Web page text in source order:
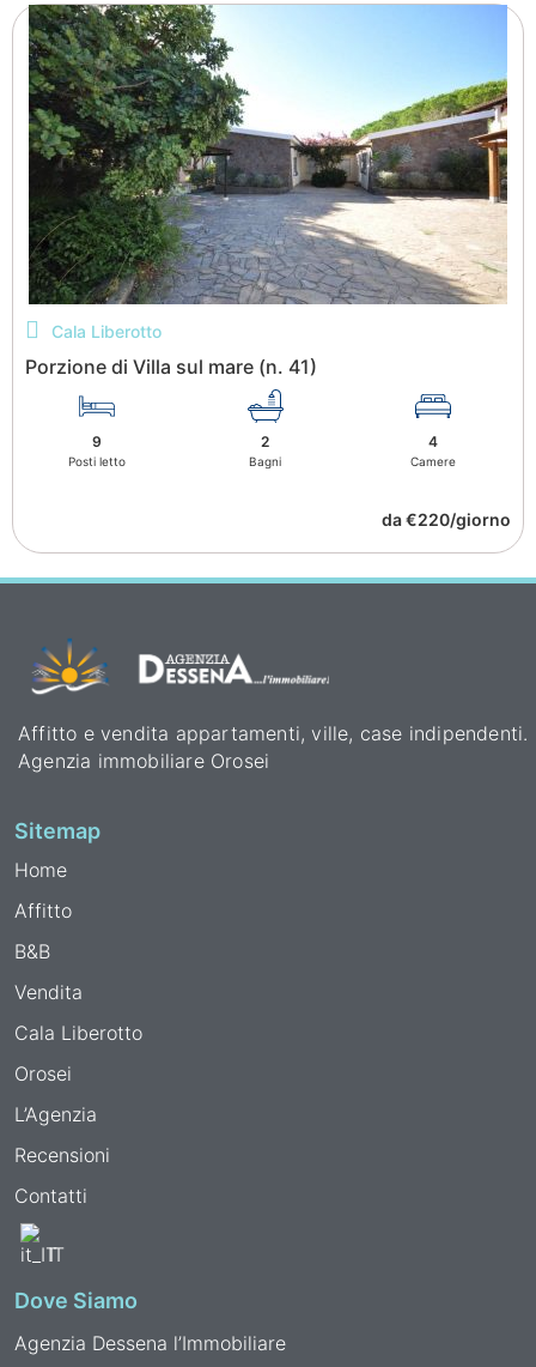
Cala Liberotto
Porzione di Villa sul mare (n. 41)
9
Posti letto
2
Bagni
4
Camere
da €220/giorno
Affitto e vendita appartamenti, ville, case indipendenti.
Agenzia immobiliare Orosei
Sitemap
Home
Affitto
B&B
Vendita
Cala Liberotto
Orosei
L’Agenzia
Recensioni
Contatti
IT
Dove Siamo
Agenzia Dessena l’Immobiliare